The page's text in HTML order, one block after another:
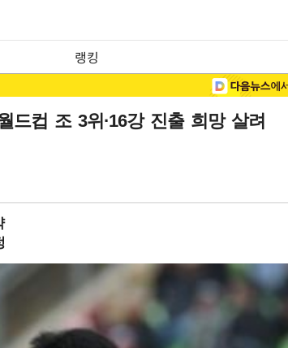
랭킹
컵 조 3위·16강 진출 희망 살려